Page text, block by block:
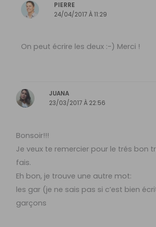
PIERRE
24/04/2017 À 11:29
On peut écrire les deux :-) Merci !
JUANA
23/03/2017 À 22:56
Bonsoir!!!
Je veux te remercier pour le trés bon
fais.
Eh bon, je trouve une autre mot:
les gar (je ne sais pas si c’est bien
garçons